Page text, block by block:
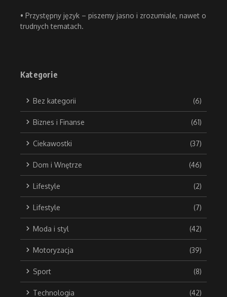
• Przystępny język – piszemy jasno i zrozumiale, nawet o
trudnych tematach.
Kategorie
Bez kategorii (6)
Biznes i Finanse (61)
Ciekawostki (37)
Dom i Wnętrze (46)
Lifestyle (2)
Lifestyle (7)
Moda i styl (42)
Motoryzacja (39)
Sport (8)
Technologia (42)